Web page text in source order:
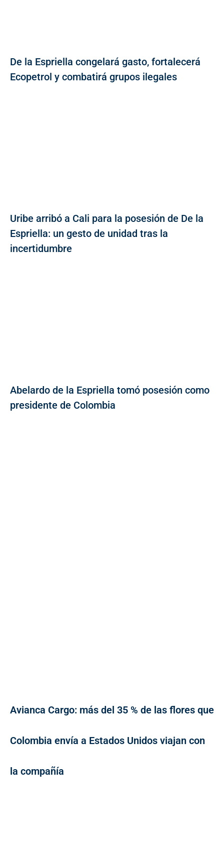
De la Espriella congelará gasto, fortalecerá
Ecopetrol y combatirá grupos ilegales
Uribe arribó a Cali para la posesión de De la
Espriella: un gesto de unidad tras la
incertidumbre
Abelardo de la Espriella tomó posesión como
presidente de Colombia
Avianca Cargo: más del 35 % de las flores que
Colombia envía a Estados Unidos viajan con
la compañía